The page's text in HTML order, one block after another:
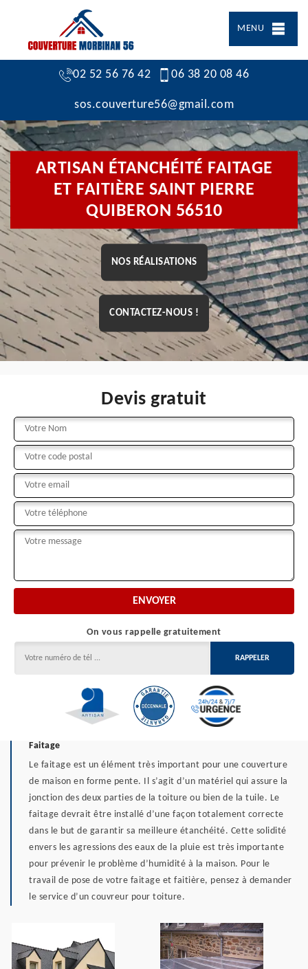
MENU
02 52 56 76 42 06 38 20 08 46
sos.couverture56@gmail.com
ARTISAN ÉTANCHÉITÉ FAITAGE
ET FAITIÈRE SAINT PIERRE
QUIBERON 56510
NOS RÉALISATIONS
CONTACTEZ-NOUS !
Devis gratuit
On vous rappelle gratuitement
Faitage
Le faitage est un élément très important pour une couverture
de maison en forme pente. Il s’agit d’un matériel qui assure la
jonction des deux parties de la toiture ou bien de la tuile. Le
faitage devrait être installé d’une façon totalement correcte
dans le but de garantir sa meilleure étanchéité. Cette solidité
envers les agressions des eaux de la pluie est très importante
pour prévenir le problème d’humidité à la maison. Pour le
travail de pose de votre faitage et faitière, pensez à demander
le service d’un couvreur pour toiture.